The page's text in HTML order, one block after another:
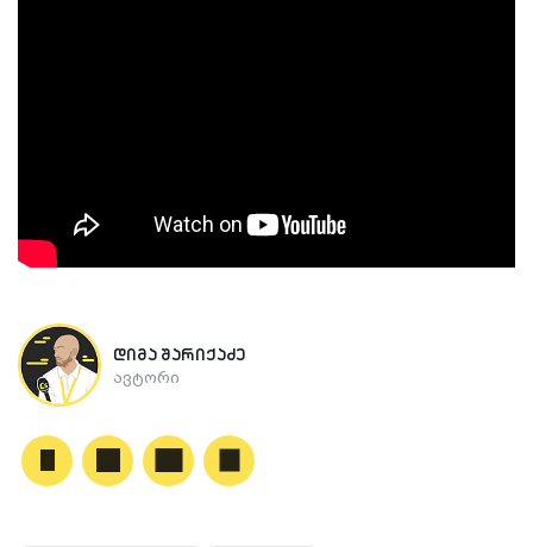
დიმა შარიქაძე
ავტორი